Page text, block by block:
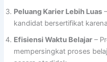
Peluang Karier Lebih Luas
kandidat bersertifikat
Efisiensi Waktu Belajar–
mempersingkat proses